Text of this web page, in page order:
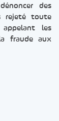
des
rejeté toute
appelant les
fraude aux